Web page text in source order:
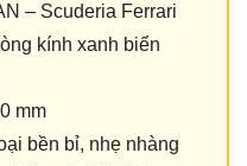
– Scuderia Ferrari
kính xanh biển
mm
bền bỉ, nhẹ nhàng